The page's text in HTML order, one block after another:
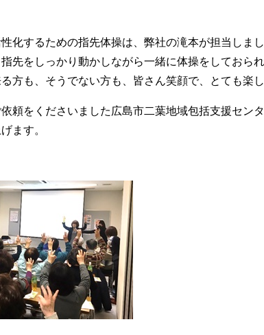
化するための指先体操は、弊社の滝本が担当しまし
先をしっかり動かしながら一緒に体操をしておられ
方も、そうでない方も、皆さん笑顔で、とても楽し
頼をくださいました広島市二葉地域包括支援セン
ます。